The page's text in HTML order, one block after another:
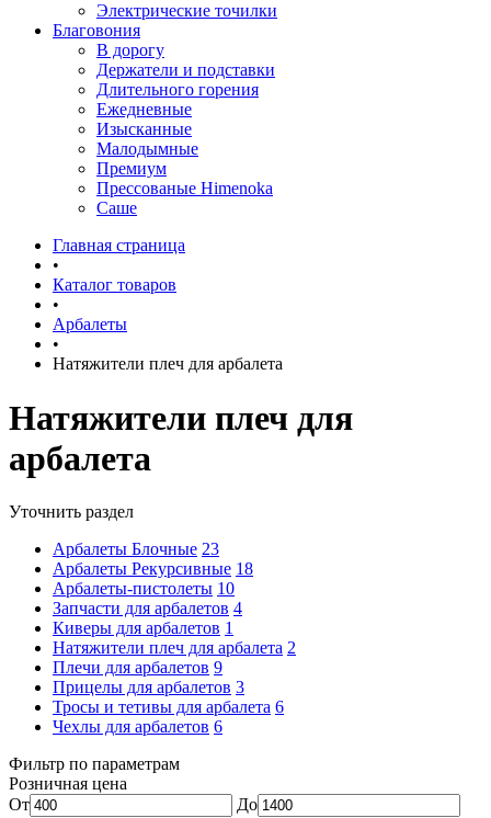
Электрические точилки
Благовония
В дорогу
Держатели и подставки
Длительного горения
Ежедневные
Изысканные
Малодымные
Премиум
Прессованые Himenoka
Саше
Главная страница
•
Каталог товаров
•
Арбалеты
•
Натяжители плеч для арбалета
Натяжители плеч для
арбалета
Уточнить раздел
Арбалеты Блочные 23
Арбалеты Рекурсивные 18
Арбалеты-пистолеты 10
Запчасти для арбалетов 4
Киверы для арбалетов 1
Натяжители плеч для арбалета 2
Плечи для арбалетов 9
Прицелы для арбалетов 3
Тросы и тетивы для арбалета 6
Чехлы для арбалетов 6
Фильтр по параметрам
Розничная цена
От
До